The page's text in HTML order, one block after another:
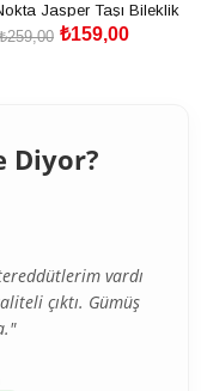
Jasper Taşı Bileklik
₺159,00
₺259,00
Diyor?
vardı
çıktı. Gümüş